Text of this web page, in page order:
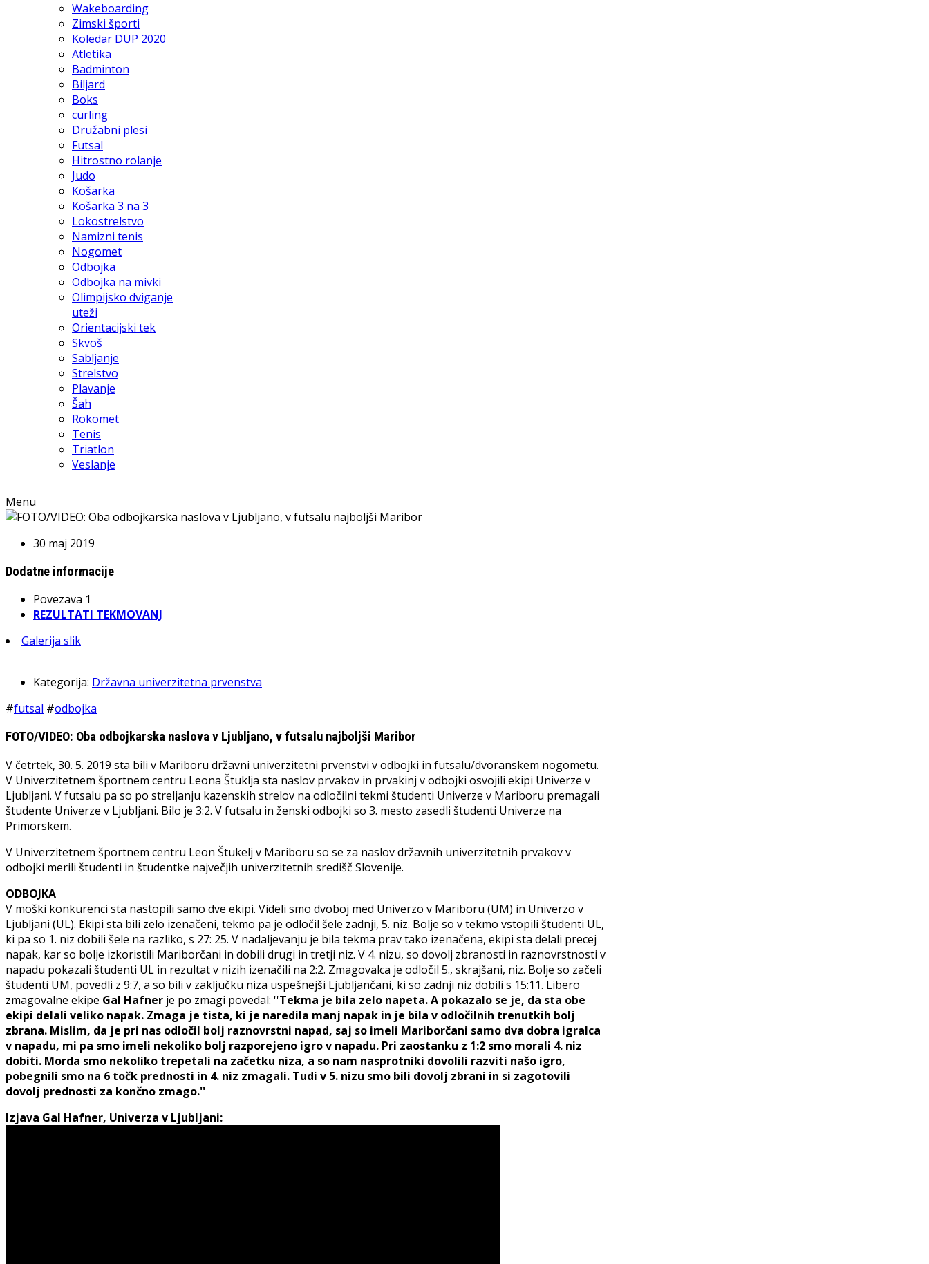
Wakeboarding
Zimski športi
Koledar DUP 2020
Atletika
Badminton
Biljard
Boks
curling
Družabni plesi
Futsal
Hitrostno rolanje
Judo
Košarka
Košarka 3 na 3
Lokostrelstvo
Namizni tenis
Nogomet
Odbojka
Odbojka na mivki
Olimpijsko dviganje
uteži
Orientacijski tek
Skvoš
Sabljanje
Strelstvo
Plavanje
Šah
Rokomet
Tenis
Triatlon
Veslanje
Menu
30 maj 2019
Dodatne informacije
Povezava 1
REZULTATI TEKMOVANJ
Galerija slik
Kategorija: Državna univerzitetna prvenstva
#futsal #odbojka
FOTO/VIDEO: Oba odbojkarska naslova v Ljubljano, v futsalu najboljši Maribor
V četrtek, 30. 5. 2019 sta bili v Mariboru državni univerzitetni prvenstvi v odbojki in futsalu/dvoranskem nogometu.
V Univerzitetnem športnem centru Leona Štuklja sta naslov prvakov in prvakinj v odbojki osvojili ekipi Univerze v
Ljubljani. V futsalu pa so po streljanju kazenskih strelov na odločilni tekmi študenti Univerze v Mariboru premagali
študente Univerze v Ljubljani. Bilo je 3:2. V futsalu in ženski odbojki so 3. mesto zasedli študenti Univerze na
Primorskem.
V Univerzitetnem športnem centru Leon Štukelj v Mariboru so se za naslov državnih univerzitetnih prvakov v
odbojki merili študenti in študentke največjih univerzitetnih središč Slovenije.
ODBOJKA
V moški konkurenci sta nastopili samo dve ekipi. Videli smo dvoboj med Univerzo v Mariboru (UM) in Univerzo v
Ljubljani (UL). Ekipi sta bili zelo izenačeni, tekmo pa je odločil šele zadnji, 5. niz. Bolje so v tekmo vstopili študenti UL,
ki pa so 1. niz dobili šele na razliko, s 27: 25. V nadaljevanju je bila tekma prav tako izenačena, ekipi sta delali precej
napak, kar so bolje izkoristili Mariborčani in dobili drugi in tretji niz. V 4. nizu, so dovolj zbranosti in raznovrstnosti v
napadu pokazali študenti UL in rezultat v nizih izenačili na 2:2. Zmagovalca je odločil 5., skrajšani, niz. Bolje so začeli
študenti UM, povedli z 9:7, a so bili v zaključku niza uspešnejši Ljubljančani, ki so zadnji niz dobili s 15:11. Libero
zmagovalne ekipe Gal Hafner je po zmagi povedal: ''Tekma je bila zelo napeta. A pokazalo se je, da sta obe
ekipi delali veliko napak. Zmaga je tista, ki je naredila manj napak in je bila v odločilnih trenutkih bolj
zbrana. Mislim, da je pri nas odločil bolj raznovrstni napad, saj so imeli Mariborčani samo dva dobra igralca
v napadu, mi pa smo imeli nekoliko bolj razporejeno igro v napadu. Pri zaostanku z 1:2 smo morali 4. niz
dobiti. Morda smo nekoliko trepetali na začetku niza, a so nam nasprotniki dovolili razviti našo igro,
pobegnili smo na 6 točk prednosti in 4. niz zmagali. Tudi v 5. nizu smo bili dovolj zbrani in si zagotovili
dovolj prednosti za končno zmago.''
Izjava Gal Hafner, Univerza v Ljubljani: